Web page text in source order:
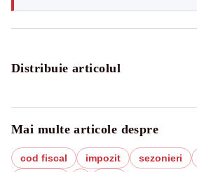
Distribuie articolul
Mai multe articole despre
cod fiscal impozit sezonieri